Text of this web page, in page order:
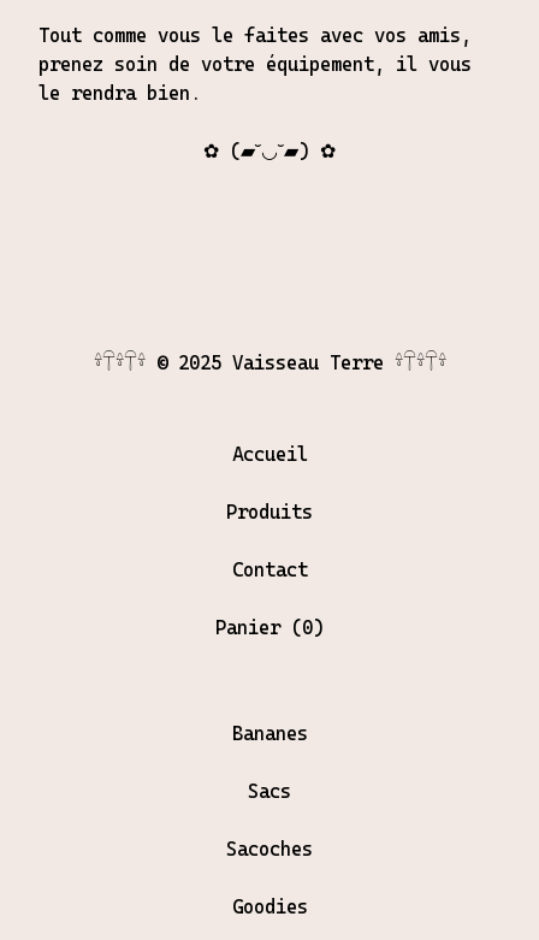
Tout comme vous le faites avec vos amis,
prenez soin de votre équipement, il vous
le rendra bien.
✿ (▰˘◡˘▰) ✿
𓍊𓋼𓍊𓋼𓍊 © 2025 Vaisseau Terre 𓍊𓋼𓍊𓋼𓍊
Accueil
Produits
Contact
Panier (0)
Bananes
Sacs
Sacoches
Goodies